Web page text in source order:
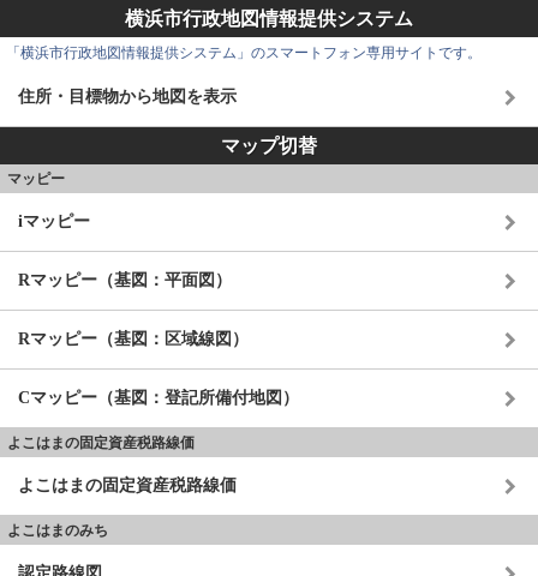
横浜市行政地図情報提供システム
「横浜市行政地図情報提供システム」のスマートフォン専用サイトです。
住所・目標物から地図を表示
マップ切替
マッピー
iマッピー
Rマッピー（基図：平面図）
Rマッピー（基図：区域線図）
Cマッピー（基図：登記所備付地図）
よこはまの固定資産税路線価
よこはまの固定資産税路線価
よこはまのみち